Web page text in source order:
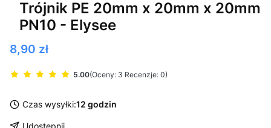
Trójnik PE 20mm x 20mm x 20mm
PN10 - Elysee
Cena
8,90 zł
5.00(Oceny: 3 Recenzje: 0)
Czas wysyłki:12 godzin